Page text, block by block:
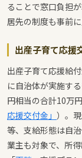
ることで窓口負担
居先の制度も事前
出産子育て応援
出産子育て応援給
に自治体が実施す
円相当の合計10万
応援交付金」 ）。
等、支給形態は自
業主も対象で、所